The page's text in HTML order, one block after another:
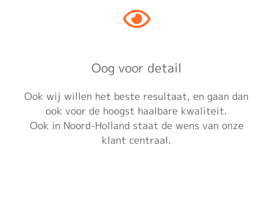
Oog voor detail
Ook wij willen het beste resultaat, en gaan dan
ook voor de hoogst haalbare kwaliteit.
Ook in Noord-Holland staat de wens van onze
klant centraal.